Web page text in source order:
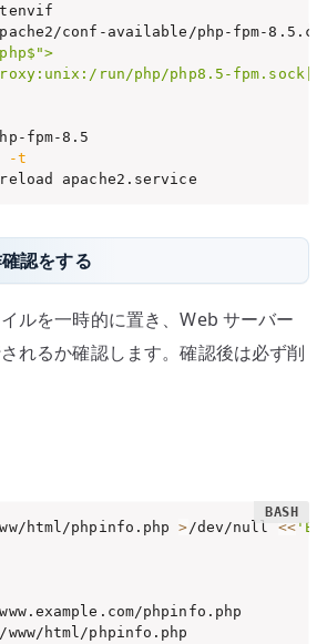
conf-available/php-fpm-
run/php/php8.5-
-t
apache2.service
認をする
ルを一時的に置き、Web サーバー
れるか確認します。確認後は必ず削
html/phpinfo.php > /dev/null <<
html/phpinfo.php